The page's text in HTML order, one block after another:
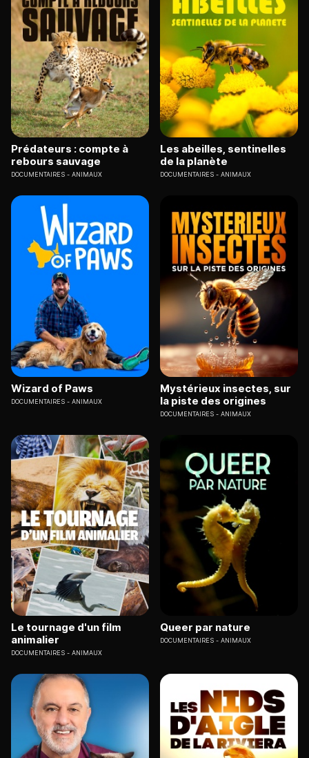
Prédateurs : compte à
rebours sauvage
DOCUMENTAIRES ANIMAUX
Les abeilles, sentinelles
de la planète
DOCUMENTAIRES ANIMAUX
Wizard of Paws
DOCUMENTAIRES ANIMAUX
Mystérieux insectes, sur
la piste des origines
DOCUMENTAIRES ANIMAUX
Le tournage d'un film
animalier
DOCUMENTAIRES ANIMAUX
Queer par nature
DOCUMENTAIRES ANIMAUX